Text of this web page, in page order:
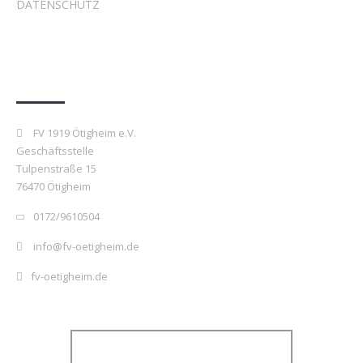
DATENSCHUTZ
FV 1919 Ötigheim e.V.
Geschäftsstelle
Tulpenstraße 15
76470 Ötigheim
0172/9610504
info@fv-oetigheim.de
fv-oetigheim.de